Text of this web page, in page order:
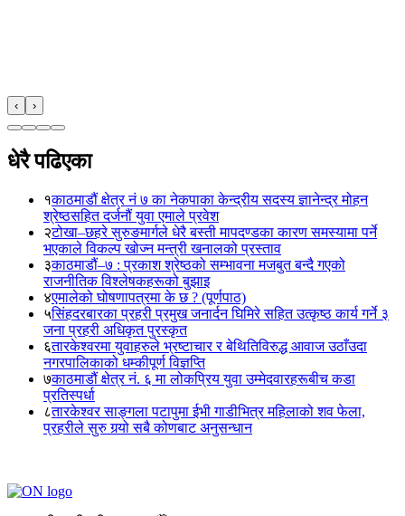
‹ ›
धेरै पढिएका
१काठमाडौं क्षेत्र नं ७ का नेकपाका केन्द्रीय सदस्य ज्ञानेन्द्र मोहन
श्रेष्ठसहित दर्जनौं युवा एमाले प्रवेश
२टोखा–छहरे सुरुङमार्गले धेरै बस्ती मापदण्डका कारण समस्यामा पर्ने
भएकाले विकल्प खोज्न मन्त्री खनालको प्रस्ताव
३काठमाडौं–७ : प्रकाश श्रेष्ठको सम्भावना मजबुत बन्दै गएको
राजनीतिक विश्लेषकहरूको बुझाइ
४एमालेको घोषणापत्रमा के छ ? (पूर्णपाठ)
५सिंहदरबारका प्रहरी प्रमुख जनार्दन घिमिरे सहित उत्कृष्ठ कार्य गर्ने ३
जना प्रहरी अधिकृत पुरस्कृत
६तारकेश्वरमा युवाहरुले भ्रष्टाचार र बेथितिविरुद्ध आवाज उठाँउदा
नगरपालिकाको धम्कीपूर्ण विज्ञप्ति
७काठमाडौं क्षेत्र नं. ६ मा लोकप्रिय युवा उम्मेदवारहरूबीच कडा
प्रतिस्पर्धा
८तारकेश्वर साङ्गला पटापुमा ईभी गाडीभित्र महिलाको शव फेला,
प्रहरीले सुरु गर्‍यो सबै कोणबाट अनुसन्धान